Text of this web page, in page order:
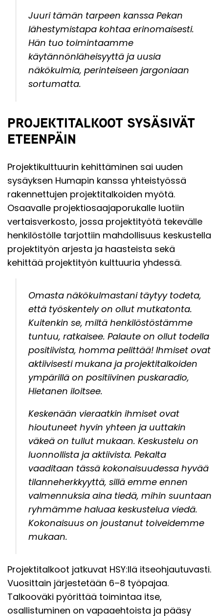
Juuri tämän tarpeen kanssa Pekan
lähestymistapa kohtaa erinomaisesti.
Hän tuo toimintaamme
käytännönläheisyyttä ja uusia
näkökulmia, perinteiseen jargoniaan
sortumatta.
PROJEKTITALKOOT SYSÄSIVÄT
ETEENPÄIN
Projektikulttuurin kehittäminen sai uuden
sysäyksen Humapin kanssa yhteistyössä
rakennettujen projektitalkoiden myötä.
Osaavalle projektiosaajaporukalle luotiin
vertaisverkosto, jossa projektityötä tekevälle
henkilöstölle tarjottiin mahdollisuus keskustella
projektityön arjesta ja haasteista sekä
kehittää projektityön kulttuuria yhdessä.
Omasta näkökulmastani täytyy todeta,
että työskentely on ollut mutkatonta.
Kuitenkin se, miltä henkilöstöstämme
tuntuu, ratkaisee. Palaute on ollut todella
positiivista, homma pelittää! Ihmiset ovat
aktiivisesti mukana ja projektitalkoiden
ympärillä on positiivinen puskaradio,
Hietanen iloitsee.
Keskenään vieraatkin ihmiset ovat
hioutuneet hyvin yhteen ja uuttakin
väkeä on tullut mukaan. Keskustelu on
luonnollista ja aktiivista. Pekalta
vaaditaan tässä kokonaisuudessa hyvää
tilanneherkkyyttä, sillä emme ennen
valmennuksia aina tiedä, mihin suuntaan
ryhmämme haluaa keskustelua viedä.
Kokonaisuus on joustanut toiveidemme
mukaan.
Projektitalkoot jatkuvat HSY:llä itseohjautuvasti.
Vuosittain järjestetään 6–8 työpajaa.
Talkooväki pyörittää toimintaa itse,
osallistuminen on vapaaehtoista ja pääsy